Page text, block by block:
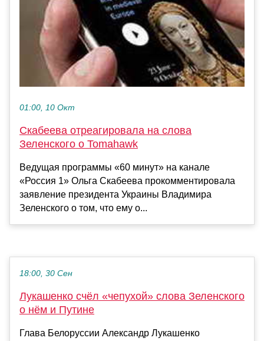
01:00, 10 Окт
Скабеева отреагировала на слова
Зеленского о Tomahawk
Ведущая программы «60 минут» на канале
«Россия 1» Ольга Скабеева прокомментировала
заявление президента Украины Владимира
Зеленского о том, что ему о...
18:00, 30 Сен
Лукашенко счёл «чепухой» слова Зеленского
о нём и Путине
Глава Белоруссии Александр Лукашенко